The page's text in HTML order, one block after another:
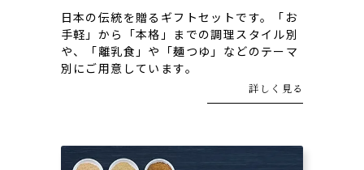
日本の伝統を贈るギフトセットです。「お
手軽」から「本格」までの調理スタイル別
や、「離乳食」や「麺つゆ」などのテーマ
別にご用意しています。
詳しく見る